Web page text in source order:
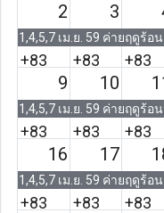
2 3
1,4,5,7 เม.ย. 59 ค่ายฤดูร้อ
+83
+83
more
+83
more
9 10
1,4,5,7 เม.ย. 59 ค่ายฤดูร้อ
+83
more
+83
more
+83
more
16 17
1,4,5,7 เม.ย. 59 ค่ายฤดูร้อ
+83
+83
+83